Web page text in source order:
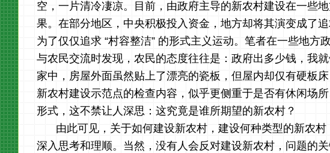
空，一片清冷凄凉。目前，由政府主导的新农村建设在一些
果。在部分地区，中央积极投入资金，地方却将其演变成了
为了仅仅追求 “村容整洁” 的形式主义运动。笔者在一些地方
与农民交流时发现，农民的态度往往是：政府出多少钱，我
家中，房屋外面虽然贴上了漂亮的瓷板，但屋内却仅有硬板
新农村建设示范点的检查内容，似乎更侧重于是否有休闲场
形式，这不禁让人深思：这究竟是谁所期望的新农村？
由此可见，关于如何建设新农村，建设何种类型的新农
深入思考和理顺。当然，没有人会反对建设新农村，问题的